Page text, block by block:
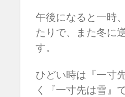
午後になると一時
たりで、また冬に
す。
ひどい時は『一寸
く『一寸先は雪』